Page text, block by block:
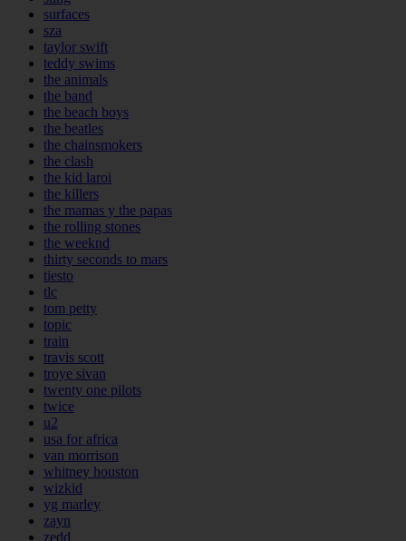
surfaces
sza
taylor swift
teddy swims
the animals
the band
the beach boys
the beatles
the chainsmokers
the clash
the kid laroi
the killers
the mamas y the papas
the rolling stones
the weeknd
thirty seconds to mars
tiesto
tlc
tom petty
topic
train
travis scott
troye sivan
twenty one pilots
twice
u2
usa for africa
van morrison
whitney houston
wizkid
yg marley
zayn
zedd